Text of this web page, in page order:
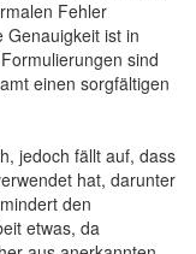
Fehler
Genauigkeit ist in
sind
einen sorgfältigen
jedoch fällt auf, dass
hat, darunter
den
etwas, da